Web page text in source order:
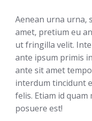
Aenean urna urna,
amet, pretium eu
ut fringilla velit.
ante ipsum primis
ante sit amet
interdum tincidunt
felis. Etiam id
posuere est!